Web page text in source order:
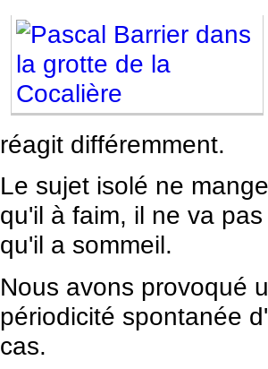
réagit différemment.
Le sujet isolé ne
qu'il à faim, il ne va
qu'il a sommeil.
Nous avons provoqué
périodicité spontanée
cas.